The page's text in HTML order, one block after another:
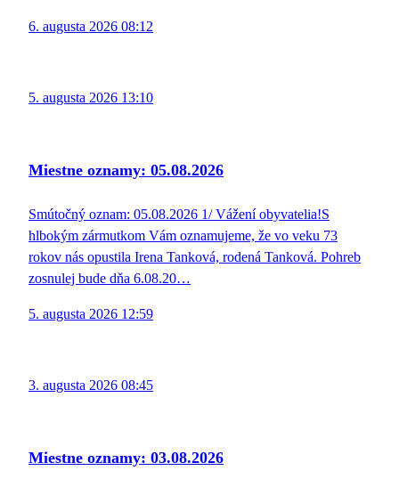
6. augusta 2026 08:12
5. augusta 2026 13:10
Miestne oznamy: 05.08.2026
Smútočný oznam: 05.08.2026 1/ Vážení obyvatelia!S
hlbokým zármutkom Vám oznamujeme, že vo veku 73
rokov nás opustila Irena Tanková, rodená Tanková. Pohreb
zosnulej bude dňa 6.08.20…
5. augusta 2026 12:59
3. augusta 2026 08:45
Miestne oznamy: 03.08.2026